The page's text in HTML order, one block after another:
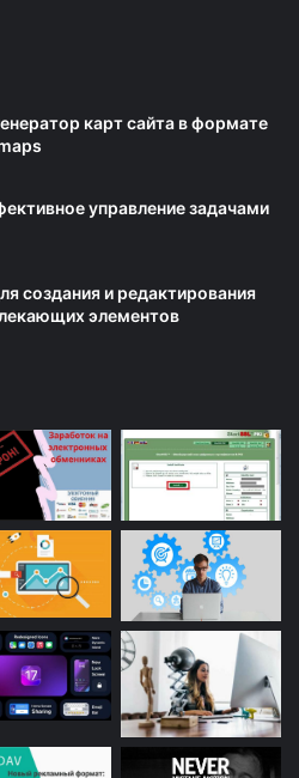
карт сайта в формате
управление задачами
создания и редактирования
элементов